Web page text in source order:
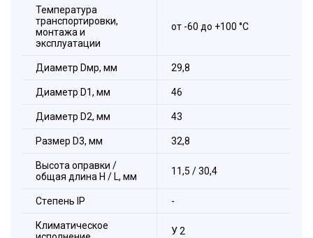
Температура
транспортировки,
монтажа и
эксплуатации
от -60 до +100 °С
Диаметр Dмр, мм 29,8
Диаметр D1, мм 46
Диаметр D2, мм 43
Размер D3, мм 32,8
Высота оправки /
общая длина H / L, мм
11,5 / 30,4
Стeпень IP -
Климатическое
У 2